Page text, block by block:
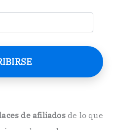
de afiliadosde lo que